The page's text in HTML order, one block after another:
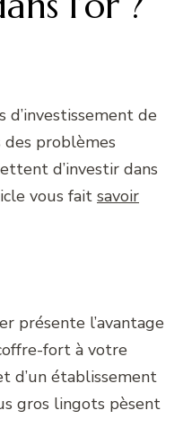
d’investissement de
des problèmes
d’investir dans
vous fait savoir
présente l’avantage
fort à votre
d’un établissement
gros lingots pèsent